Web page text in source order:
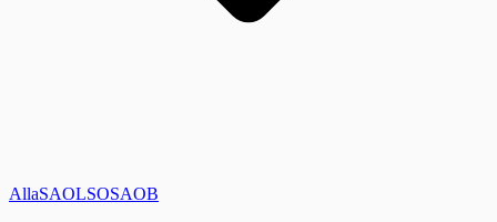
AllaSAOLSOSAOB